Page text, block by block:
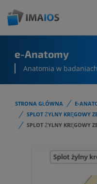
e-Anatomy
Anatomia w badaniach
STRONA GŁÓWNA E-
SPLOT ŻYLNY KRĘGOWY
SPLOT ŻYLNY KRĘGOWY